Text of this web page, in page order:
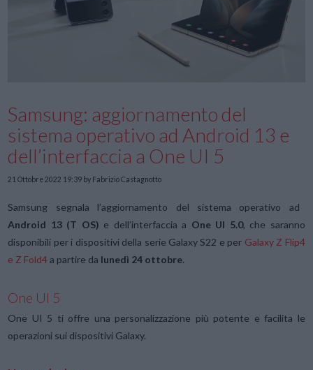
Samsung: aggiornamento del
sistema operativo ad Android 13 e
dell’interfaccia a One UI 5
21 Ottobre 2022 19:39 by Fabrizio Castagnotto
Samsung segnala l’aggiornamento del sistema operativo ad
Android 13 (T OS) e dell’interfaccia a One UI 5.0, che saranno
disponibili per i dispositivi della serie Galaxy S22 e per Galaxy Z Flip4
e Z Fold4a partire da lunedì 24 ottobre.
One UI 5
One UI 5 ti offre una personalizzazione più potente e facilita le
operazioni sui dispositivi Galaxy.